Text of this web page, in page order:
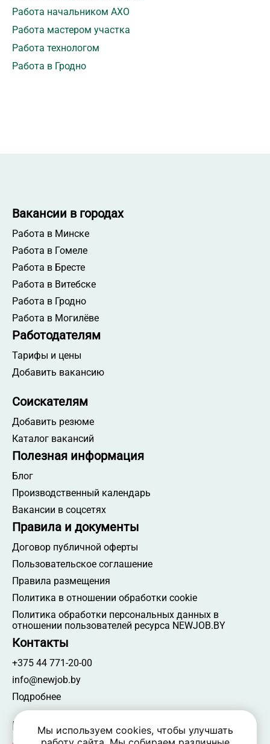
Работа начальником АХО
Работа мастером участка
Работа технологом
Работа в Гродно
Вакансии в городах
Работа в Минске
Работа в Гомеле
Работа в Бресте
Работа в Витебске
Работа в Гродно
Работа в Могилёве
Работодателям
Тарифы и цены
Добавить вакансию
Соискателям
Добавить резюме
Каталог вакансий
Полезная информация
Блог
Производственный календарь
Вакансии в соцсетях
Правила и документы
Договор публичной оферты
Пользовательское соглашение
Правила размещения
Политика в отношении обработки cookie
Политика обработки персональных данных в
отношении пользователей ресурса NEWJOB.BY
Контакты
+375 44 771-20-00
info@newjob.by
Подробнее
Мы в соцсетях
Мы используем cookies, чтобы улучшать